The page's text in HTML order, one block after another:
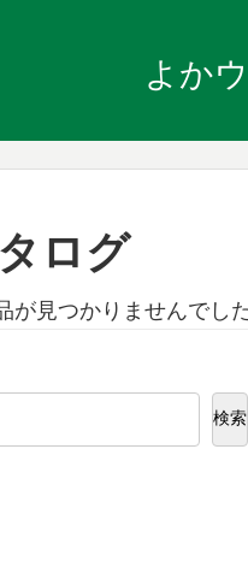
よか
ログ
が見つかりませんでした
検索